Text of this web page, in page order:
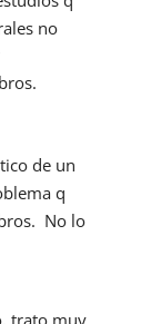
no
de un
q
No lo
trato muy